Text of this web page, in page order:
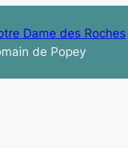
Dame des Roches
de Popey